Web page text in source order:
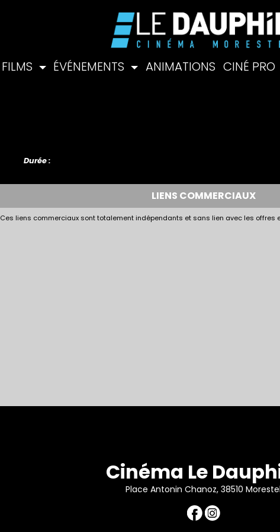
FILMS ÉVÉNEMENTS ANIMATIONS CINÉ PRO
Durée :
LIENS COMMERCIAUX
Ces liens commerciaux sont totalement indépendants et sans lien avec les offres
Cinéma Le
Place Antonin Chanoz, 38510 Morestel